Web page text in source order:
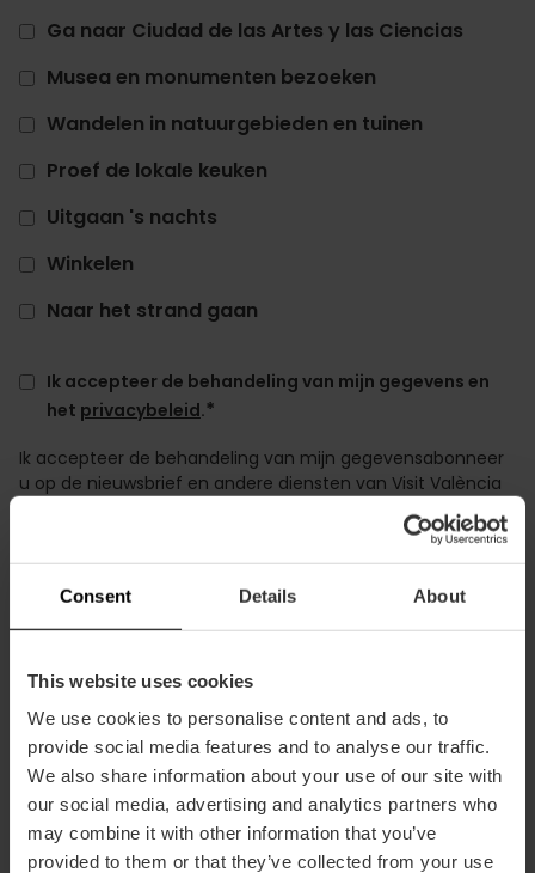
Consent Details About
This website uses cookies
We use cookies to personalise content and ads, to
provide social media features and to analyse our traffic.
We also share information about your use of our site with
our social media, advertising and analytics partners who
may combine it with other information that you’ve
provided to them or that they’ve collected from your use
Ga naar Ciudad de las Artes y las Ciencias
Musea en monumenten bezoeken
Wandelen in natuurgebieden en tuinen
Proef de lokale keuken
Uitgaan 's nachts
Winkelen
Naar het strand gaan
Ik accepteer de behandeling van mijn gegevens en
het privacybeleid.*
Ik accepteer de behandeling van mijn gegevensabonneer
u op de nieuwsbrief en andere diensten van Visit València
te ontvangen. Visit València is verantwoordelijk voor het
verzamelen en verwerken van uw gegevens. De wettelijke
basis voor deze behandeling ligt in uw toestemming. Het is
niet de bedoeling dat uw gegevens aan derden worden
overgedragen. We herinneren je eraan dat je het recht
hebt op toegang, rectificatie en verwijdering van je
uitgelegd in hetprivacybeleid